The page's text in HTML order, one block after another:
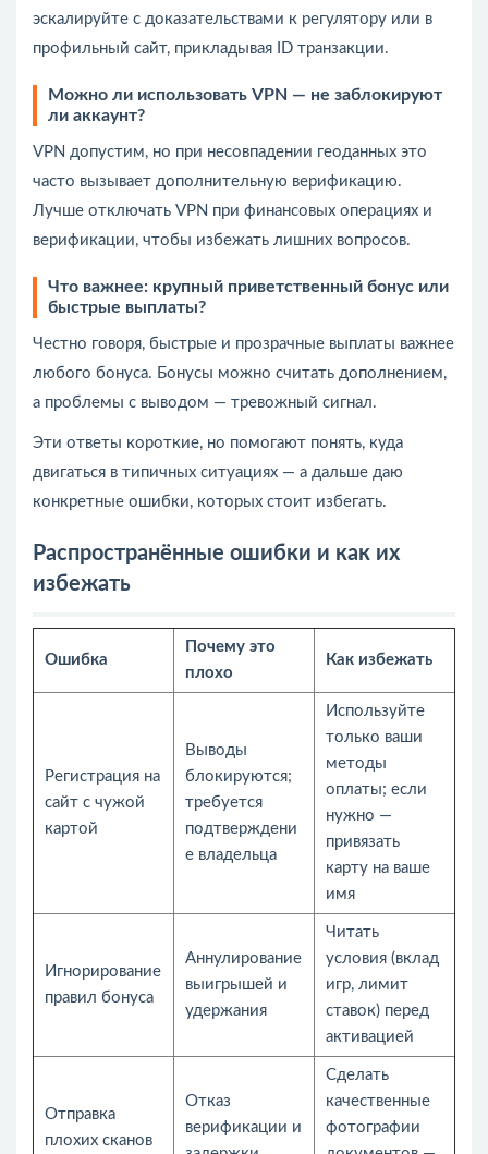
эскалируйте с доказательствами к регулятору или в
профильный сайт, прикладывая ID транзакции.
Можно ли использовать VPN — не заблокируют
ли аккаунт?
VPN допустим, но при несовпадении геоданных это
часто вызывает дополнительную верификацию.
Лучше отключать VPN при финансовых операциях и
верификации, чтобы избежать лишних вопросов.
Что важнее: крупный приветственный бонус или
быстрые выплаты?
Честно говоря, быстрые и прозрачные выплаты важнее
любого бонуса. Бонусы можно считать дополнением,
а проблемы с выводом — тревожный сигнал.
Эти ответы короткие, но помогают понять, куда
двигаться в типичных ситуациях — а дальше даю
конкретные ошибки, которых стоит избегать.
Распространённые ошибки и как их
избежать
Ошибка
Почему это
плохо
Как избежать
Регистрация на
сайт с чужой
картой
Выводы
блокируются;
требуется
подтверждени
е владельца
Используйте
только ваши
методы
оплаты; если
нужно —
привязать
карту на ваше
имя
Игнорирование
правил бонуса
Аннулирование
выигрышей и
удержания
Читать
условия (вклад
игр, лимит
ставок) перед
активацией
Отправка
плохих сканов
Отказ
верификации и
Сделать
качественные
фотографии